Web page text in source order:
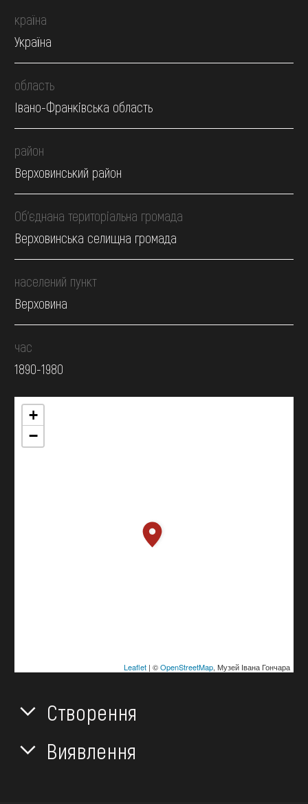
країна
Україна
область
Івано-Франківська область
район
Верховинський район
Об’єднана територіальна громада
Верховинська селищна громада
населений пункт
Верховина
час
1890-1980
+
−
Leaflet| ©OpenStreetMap, Музей Івана Гончара
Створення
Виявлення